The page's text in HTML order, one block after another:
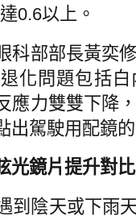
0.6以上。
科部部長黃奕
化問題包括
應力雙雙下降
出駕駛用配鏡的
光鏡片提升對
到陰天或下雨